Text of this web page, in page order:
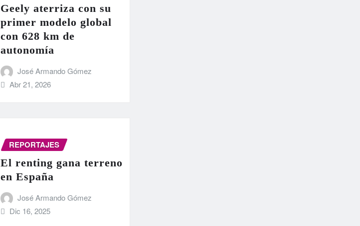
Geely aterriza con su
primer modelo global
con 628 km de
autonomía
José Armando Gómez
Abr 21, 2026
REPORTAJES
El renting gana terreno
en España
José Armando Gómez
Dic 16, 2025